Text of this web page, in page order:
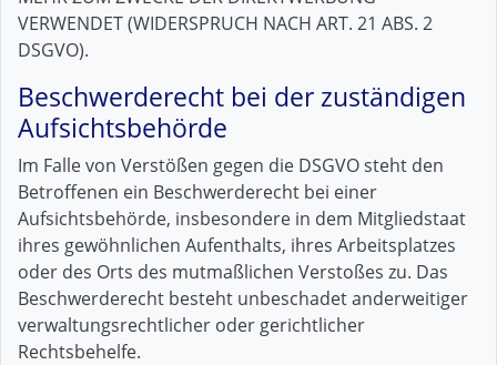
VERWENDET (WIDERSPRUCH NACH ART. 21 ABS. 2
DSGVO).
Beschwerde­recht bei der zuständigen
Aufsichts­behörde
Im Falle von Verstößen gegen die DSGVO steht den
Betroffenen ein Beschwerderecht bei einer
Aufsichtsbehörde, insbesondere in dem Mitgliedstaat
ihres gewöhnlichen Aufenthalts, ihres Arbeitsplatzes
oder des Orts des mutmaßlichen Verstoßes zu. Das
Beschwerderecht besteht unbeschadet anderweitiger
verwaltungsrechtlicher oder gerichtlicher
Rechtsbehelfe.